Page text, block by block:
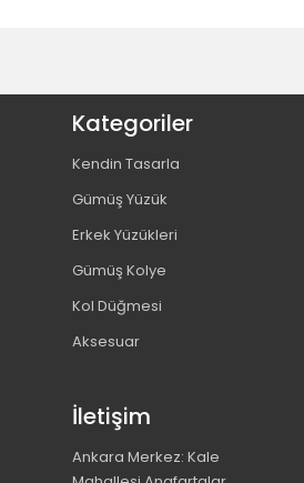
Kategoriler
Kendin Tasarla
Gümüş Yüzük
Erkek Yüzükleri
Gümüş Kolye
Kol Düğmesi
Aksesuar
İletişim
Ankara Merkez: Kale